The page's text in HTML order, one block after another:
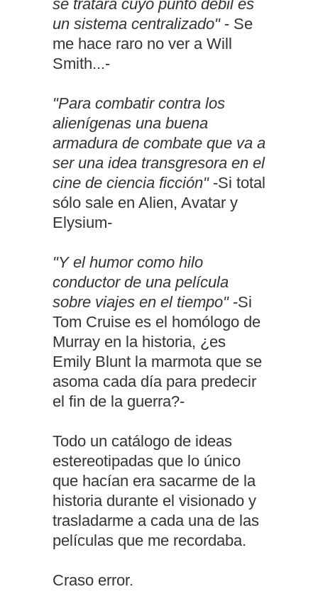
se tratara cuyo punto débil es
un sistema centralizado" - Se
me hace raro no ver a Will
Smith...-
"Para combatir contra los
alienígenas una buena
armadura de combate que va a
ser una idea transgresora en el
cine de ciencia ficción"-Si total
sólo sale en Alien, Avatar y
Elysium-
"Y el humor como hilo
conductor de una película
sobre viajes en el tiempo" -Si
Tom Cruise es el homólogo de
Murray en la historia, ¿es
Emily Blunt la marmota que se
asoma cada día para predecir
el fin de la guerra?-
Todo un catálogo de ideas
estereotipadas que lo único
que hacían era sacarme de la
historia durante el visionado y
trasladarme a cada una de las
películas que me recordaba.
Craso error.